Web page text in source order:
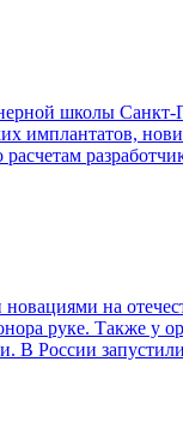
школы Санкт-
имплантатов,
на
руке. Также у
В России